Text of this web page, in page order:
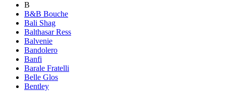
B
B&B Bouche
Bali Shag
Balthasar Ress
Balvenie
Bandolero
Banfi
Barale Fratelli
Belle Glos
Bentley